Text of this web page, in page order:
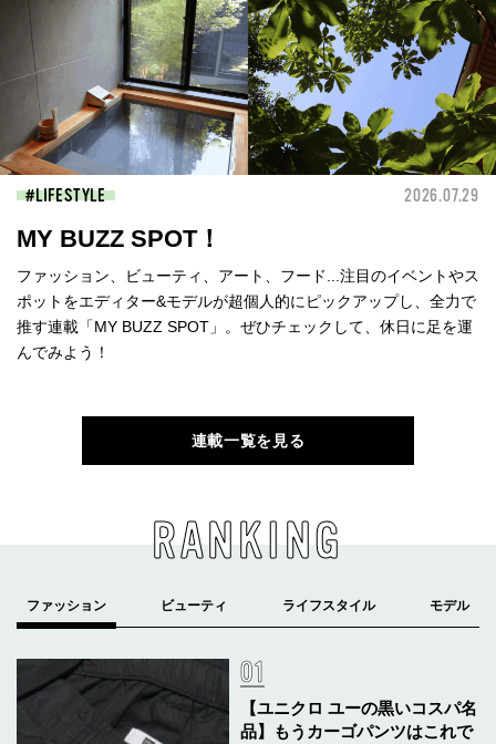
LIFESTYLE 2026.07.29
MY BUZZ SPOT！
ファッション、ビューティ、アート、フード...注目のイベントやス
ポットをエディター&モデルが超個人的にピックアップし、全力で
推す連載「MY BUZZ SPOT」。ぜひチェックして、休日に足を運
んでみよう！
連載一覧を見る
RANKING
【ユニクロ ユーの黒いコスパ名
品】もうカーゴパンツはこれで